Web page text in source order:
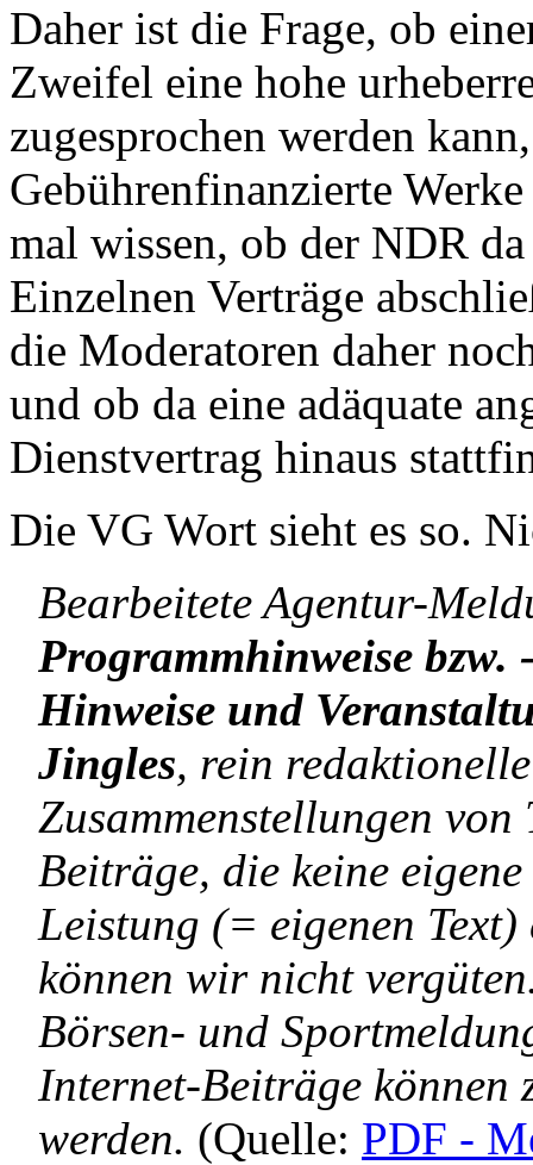
Daher ist die Frage, ob
Zweifel eine hohe
zugesprochen werden
Gebührenfinanzierte
mal wissen, ob der NDR
Einzelnen Verträge
die Moderatoren daher
und ob da eine adäquate
Dienstvertrag hinaus
Die VG Wort sieht es so.
Bearbeitete Agentur-
Programmhinweise bzw.
Hinweise und
Jingles, rein
Zusammenstellungen
Beiträge, die keine
Leistung (= eigenen
können wir nicht
Börsen- und
Internet-Beiträge können
werden. (Quelle: PDF -